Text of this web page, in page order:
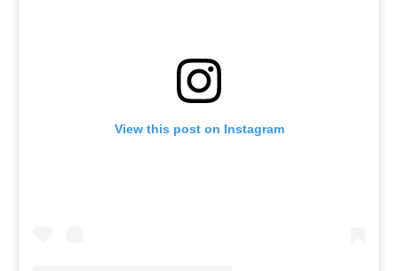
View this post on Instagram